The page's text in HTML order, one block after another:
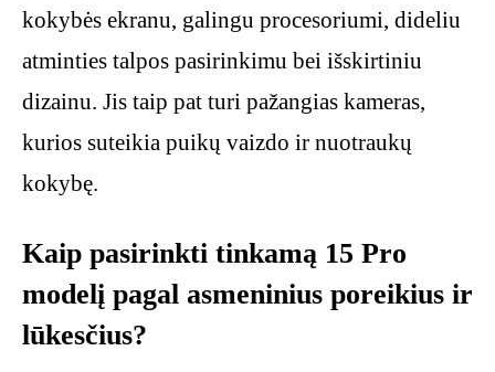
kokybės ekranu, galingu procesoriumi, dideliu
atminties talpos pasirinkimu bei išskirtiniu
dizainu. Jis taip pat turi pažangias kameras,
kurios suteikia puikų vaizdo ir nuotraukų
kokybę.
Kaip pasirinkti tinkamą 15 Pro
modelį pagal asmeninius poreikius ir
lūkesčius?